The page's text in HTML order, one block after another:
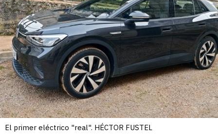
El primer eléctrico "real". HÉCTOR FUSTEL